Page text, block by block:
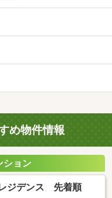
め物件情報
ション
ジデンス 先着順